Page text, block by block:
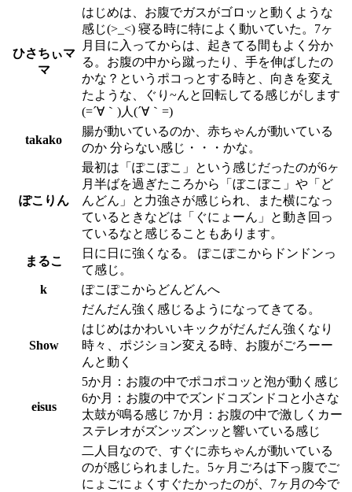
ひさちぃマ
マ
はじめは、お腹でガスがゴロッと動くような
感じ(>_<) 寝る時に特によく動いていた。7ヶ
月目に入ってからは、起きてる間もよく分か
る。お腹の中から蹴ったり、手を伸ばしたの
かな？というポコっとする時と、向きを変え
たような、ぐり~んと回転してる感じがします
(=´∀｀)人(´∀｀=)
takako
腸が動いているのか、赤ちゃんが動いている
のか 分らない感じ・・・かな。
ぽこりん
最初は「ぽこぽこ」という感じだったのが6ヶ
月半ばを過ぎたころから「ぼこぼこ」や「ど
んどん」と力強さが感じられ、また横になっ
ているときなどは「ぐにょーん」と動き回っ
ているなと感じることもあります。
まるこ
日に日に強くなる。 ぽこぽこからドンドンっ
て感じ。
k
ぽこぽこからどんどんへ
だんだん強く感じるようになってきてる。
Show
はじめはかわいいキックがだんだん強くなり
時々、ポジション変える時、お腹がごろーー
んと動く
eisus
5か月：お腹の中でポコポコッと泡が動く感じ
6か月：お腹の中でズンドコズンドコと小さな
太鼓が鳴る感じ 7か月：お腹の中で激しくカー
ステレオがズンッズンッと響いている感じ
二人目なので、すぐに赤ちゃんが動いている
のが感じられました。5ヶ月ごろは下っ腹でご
にょごにょくすぐたかったのが、7ヶ月の今で